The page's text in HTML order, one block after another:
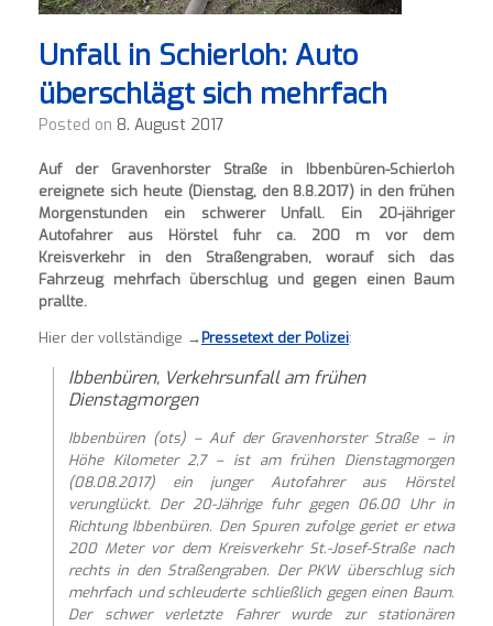
Unfall in Schierloh: Auto
überschlägt sich mehrfach
Posted on 8. August 2017
Auf der Gravenhorster Straße in Ibbenbüren-Schierloh
ereignete sich heute (Dienstag, den 8.8.2017) in den frühen
Morgenstunden ein schwerer Unfall. Ein 20-jähriger
Autofahrer aus Hörstel fuhr ca. 200 m vor dem
Kreisverkehr in den Straßengraben, worauf sich das
Fahrzeug mehrfach überschlug und gegen einen Baum
prallte.
Hier der vollständige →Pressetext der Polizei:
Ibbenbüren, Verkehrsunfall am frühen
Dienstagmorgen
Ibbenbüren (ots) – Auf der Gravenhorster Straße – in
Höhe Kilometer 2,7 – ist am frühen Dienstagmorgen
(08.08.2017) ein junger Autofahrer aus Hörstel
verunglückt. Der 20-Jährige fuhr gegen 06.00 Uhr in
Richtung Ibbenbüren. Den Spuren zufolge geriet er etwa
200 Meter vor dem Kreisverkehr St.-Josef-Straße nach
rechts in den Straßengraben. Der PKW überschlug sich
mehrfach und schleuderte schließlich gegen einen Baum.
Der schwer verletzte Fahrer wurde zur stationären